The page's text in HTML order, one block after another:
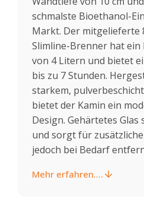
schmalste Bioethanol-
Markt. Der mitgelieferte
Slimline-Brenner hat ein
von 4 Litern und bietet
bis zu 7 Stunden.
starkem,
bietet der Kamin ein
Design. Gehärtetes Glas
und sorgt für
jedoch bei Bedarf
Mehr erfahren....